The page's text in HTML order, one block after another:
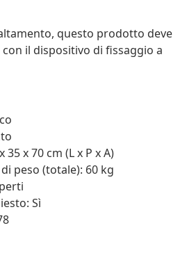
questo prodotto deve
il dispositivo di fissaggio a
x 70 cm (L x P x A)
peso (totale): 60 kg
Sì